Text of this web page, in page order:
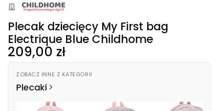
Plecak dziecięcy My First bag
Electrique Blue Childhome
Cena
209,00 zł
ZOBACZ INNE Z KATEGORII
Plecaki